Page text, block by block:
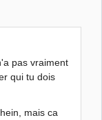
pas vraiment
qui tu dois
mais ca